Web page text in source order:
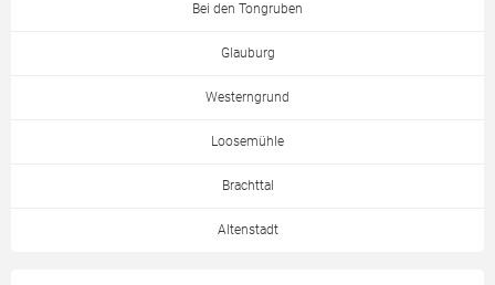
Bei den Tongruben
Glauburg
Westerngrund
Loosemühle
Brachttal
Altenstadt